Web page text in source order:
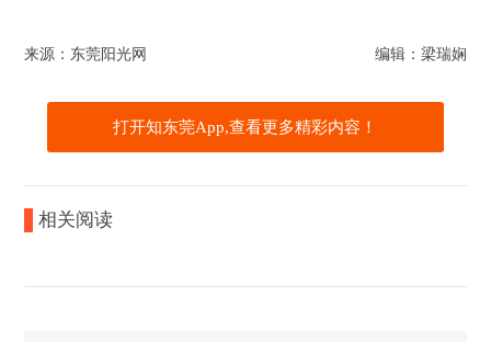
来源：东莞阳光网 编辑：梁瑞娴
打开知东莞App,查看更多精彩内容！
相关阅读